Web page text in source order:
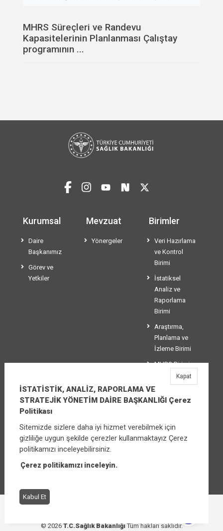
MHRS Süreçleri ve Randevu
Kapasitelerinin Planlanması Çalıştay
programının ...
Kurumsal
Daire
Başkanımız
Görev ve
Yetkiler
Mevzuat
Yönergeler
Birimler
Veri Hazırlama
ve Kontrol
Birimi
İstatiksel
Analiz ve
Raporlama
Birimi
Araştırma,
Planlama ve
İzleme Birimi
MHRS Birimi
Stratejik
Yönetim Birimi
İSTATİSTİK, ANALİZ, RAPORLAMA VE
STRATEJİK YÖNETİM DAİRE BAŞKANLIĞI
Üniversiteler Mahallesi Şehit Mehmet Bayraktar
Caddesi No:3 Çankaya/Ankara
© 2026 T.C.Sağlık BakanlığıTüm hakları saklıdır.
İSTATİSTİK, ANALİZ, RAPORLAMA VE
STRATEJİK YÖNETİM DAİRE BAŞKANLIĞI Çerez
Politikası
Sitemizde sizlere daha iyi hizmet verebilmek için
gizliliğe uygun şekilde çerezler kullanmaktayız Çerez
politikamızı inceleyebilirsiniz.
Çerez politikamızı inceleyin.
Kabul Et
Kapat